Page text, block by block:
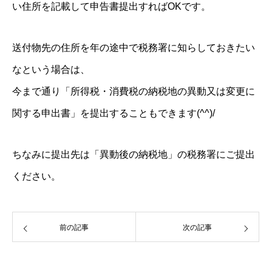
い住所を記載して申告書提出すればOKです。
送付物先の住所を年の途中で税務署に知らしておきたい
なという場合は、
今まで通り「所得税・消費税の納税地の異動又は変更に
関する申出書」を提出することもできます(^^)/
ちなみに提出先は「異動後の納税地」の税務署にご提出
ください。
前の記事 次の記事